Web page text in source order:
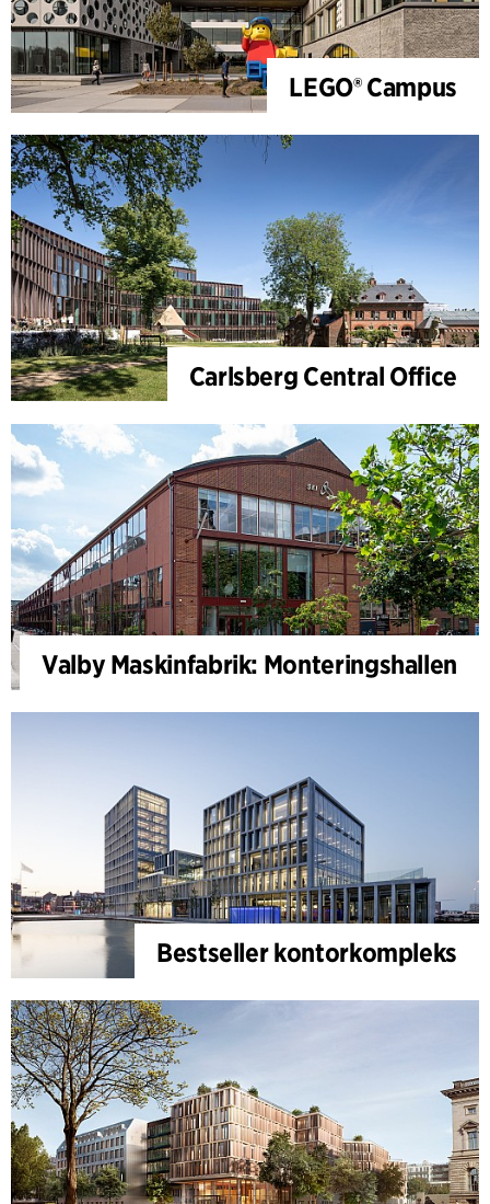
LEGO® Campus
Carlsberg Central Office
Valby Maskinfabrik: Monteringshallen
Bestseller kontorkompleks